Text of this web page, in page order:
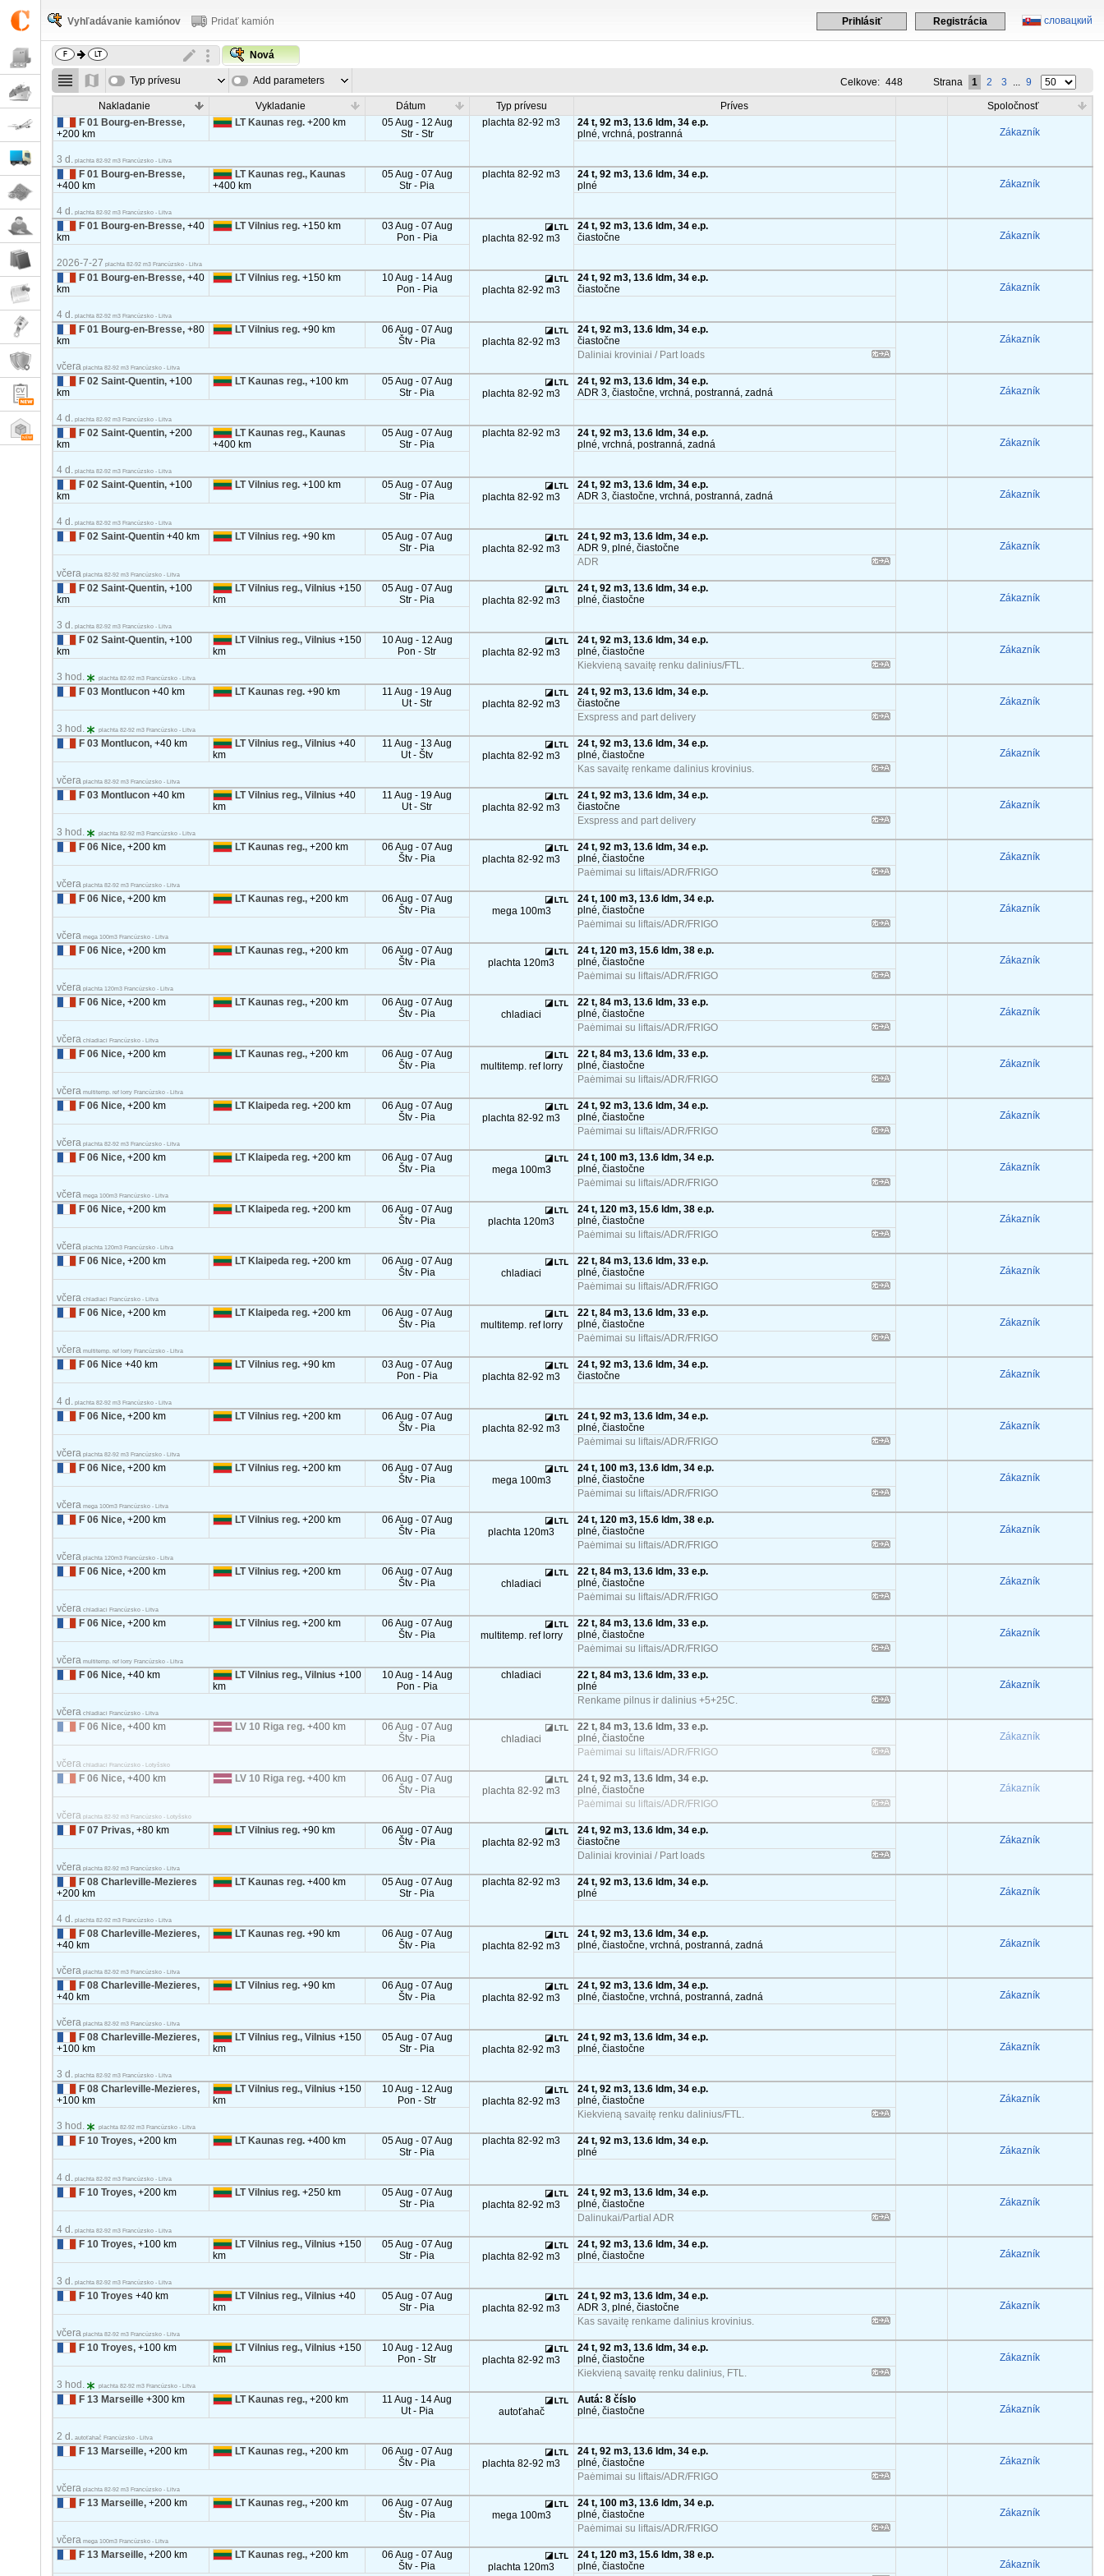
словацкий
Prihlásiť Registrácia
Vyhľadávanie kamiónov Pridať kamión
Nová
Typ prívesu Add parameters Celkove: 448 Strana 1 2 3 ... 9
Nakladanie Vykladanie Dátum Typ prívesu Príves
Spoločnosť
F 01 Bourg-en-Bresse,
+200 km
LT Kaunas reg. +200 km
05 Aug - 12 Aug
Str - Str
plachta 82-92 m3
24 t, 92 m3, 13.6 ldm, 34 e.p.
plné, vrchná, postranná
Zákazník
3 d. plachta 82-92 m3 Francúzsko - Litva
F 01 Bourg-en-Bresse,
+400 km
LT Kaunas reg., Kaunas
+400 km
05 Aug - 07 Aug
Str - Pia
plachta 82-92 m3
24 t, 92 m3, 13.6 ldm, 34 e.p.
plné
Zákazník
4 d. plachta 82-92 m3 Francúzsko - Litva
F 01 Bourg-en-Bresse, +40
km
LT Vilnius reg. +150 km
03 Aug - 07 Aug
Pon - Pia
plachta 82-92 m3
24 t, 92 m3, 13.6 ldm, 34 e.p.
čiastočne
Zákazník
2026-7-27 plachta 82-92 m3 Francúzsko - Litva
F 01 Bourg-en-Bresse, +40
km
LT Vilnius reg. +150 km
10 Aug - 14 Aug
Pon - Pia
plachta 82-92 m3
24 t, 92 m3, 13.6 ldm, 34 e.p.
čiastočne
Zákazník
4 d. plachta 82-92 m3 Francúzsko - Litva
F 01 Bourg-en-Bresse, +80
km
LT Vilnius reg. +90 km
06 Aug - 07 Aug
Štv - Pia
plachta 82-92 m3
24 t, 92 m3, 13.6 ldm, 34 e.p.
čiastočne
Zákazník
včera plachta 82-92 m3 Francúzsko - Litva
Daliniai kroviniai / Part loads
F 02 Saint-Quentin, +100
km
LT Kaunas reg., +100 km
05 Aug - 07 Aug
Str - Pia
plachta 82-92 m3
24 t, 92 m3, 13.6 ldm, 34 e.p.
ADR 3, čiastočne, vrchná, postranná, zadná
Zákazník
4 d. plachta 82-92 m3 Francúzsko - Litva
F 02 Saint-Quentin, +200
km
LT Kaunas reg., Kaunas
+400 km
05 Aug - 07 Aug
Str - Pia
plachta 82-92 m3
24 t, 92 m3, 13.6 ldm, 34 e.p.
plné, vrchná, postranná, zadná
Zákazník
4 d. plachta 82-92 m3 Francúzsko - Litva
F 02 Saint-Quentin, +100
km
LT Vilnius reg. +100 km
05 Aug - 07 Aug
Str - Pia
plachta 82-92 m3
24 t, 92 m3, 13.6 ldm, 34 e.p.
ADR 3, čiastočne, vrchná, postranná, zadná
Zákazník
4 d. plachta 82-92 m3 Francúzsko - Litva
F 02 Saint-Quentin +40 km LT Vilnius reg. +90 km
05 Aug - 07 Aug
Str - Pia
plachta 82-92 m3
24 t, 92 m3, 13.6 ldm, 34 e.p.
ADR 9, plné, čiastočne
Zákazník
včera plachta 82-92 m3 Francúzsko - Litva
ADR
F 02 Saint-Quentin, +100
km
LT Vilnius reg., Vilnius +150
km
05 Aug - 07 Aug
Str - Pia
plachta 82-92 m3
24 t, 92 m3, 13.6 ldm, 34 e.p.
plné, čiastočne
Zákazník
3 d. plachta 82-92 m3 Francúzsko - Litva
F 02 Saint-Quentin, +100
km
LT Vilnius reg., Vilnius +150
km
10 Aug - 12 Aug
Pon - Str
plachta 82-92 m3
24 t, 92 m3, 13.6 ldm, 34 e.p.
plné, čiastočne
Zákazník
3 hod. plachta 82-92 m3 Francúzsko - Litva
Kiekvieną savaitę renku dalinius/FTL.
F 03 Montlucon +40 km LT Kaunas reg. +90 km
11 Aug - 19 Aug
Ut - Str
plachta 82-92 m3
24 t, 92 m3, 13.6 ldm, 34 e.p.
čiastočne
Zákazník
3 hod. plachta 82-92 m3 Francúzsko - Litva
Exspress and part delivery
F 03 Montlucon, +40 km LT Vilnius reg., Vilnius +40
km
11 Aug - 13 Aug
Ut - Štv
plachta 82-92 m3
24 t, 92 m3, 13.6 ldm, 34 e.p.
plné, čiastočne
Zákazník
včera plachta 82-92 m3 Francúzsko - Litva
Kas savaitę renkame dalinius krovinius.
F 03 Montlucon +40 km LT Vilnius reg., Vilnius +40
km
11 Aug - 19 Aug
Ut - Str
plachta 82-92 m3
24 t, 92 m3, 13.6 ldm, 34 e.p.
čiastočne
Zákazník
3 hod. plachta 82-92 m3 Francúzsko - Litva
Exspress and part delivery
F 06 Nice, +200 km LT Kaunas reg., +200 km
06 Aug - 07 Aug
Štv - Pia
plachta 82-92 m3
24 t, 92 m3, 13.6 ldm, 34 e.p.
plné, čiastočne
Zákazník
včera plachta 82-92 m3 Francúzsko - Litva
Paėmimai su liftais/ADR/FRIGO
F 06 Nice, +200 km LT Kaunas reg., +200 km
06 Aug - 07 Aug
Štv - Pia
mega 100m3
24 t, 100 m3, 13.6 ldm, 34 e.p.
plné, čiastočne
Zákazník
včera mega 100m3 Francúzsko - Litva
Paėmimai su liftais/ADR/FRIGO
F 06 Nice, +200 km LT Kaunas reg., +200 km
06 Aug - 07 Aug
Štv - Pia
plachta 120m3
24 t, 120 m3, 15.6 ldm, 38 e.p.
plné, čiastočne
Zákazník
včera plachta 120m3 Francúzsko - Litva
Paėmimai su liftais/ADR/FRIGO
F 06 Nice, +200 km LT Kaunas reg., +200 km
06 Aug - 07 Aug
Štv - Pia
chladiaci
22 t, 84 m3, 13.6 ldm, 33 e.p.
plné, čiastočne
Zákazník
včera chladiaci Francúzsko - Litva
Paėmimai su liftais/ADR/FRIGO
F 06 Nice, +200 km LT Kaunas reg., +200 km
06 Aug - 07 Aug
Štv - Pia
multitemp. ref lorry
22 t, 84 m3, 13.6 ldm, 33 e.p.
plné, čiastočne
Zákazník
včera multitemp. ref lorry Francúzsko - Litva
Paėmimai su liftais/ADR/FRIGO
F 06 Nice, +200 km LT Klaipeda reg. +200 km
06 Aug - 07 Aug
Štv - Pia
plachta 82-92 m3
24 t, 92 m3, 13.6 ldm, 34 e.p.
plné, čiastočne
Zákazník
včera plachta 82-92 m3 Francúzsko - Litva
Paėmimai su liftais/ADR/FRIGO
F 06 Nice, +200 km LT Klaipeda reg. +200 km
06 Aug - 07 Aug
Štv - Pia
mega 100m3
24 t, 100 m3, 13.6 ldm, 34 e.p.
plné, čiastočne
Zákazník
včera mega 100m3 Francúzsko - Litva
Paėmimai su liftais/ADR/FRIGO
F 06 Nice, +200 km LT Klaipeda reg. +200 km
06 Aug - 07 Aug
Štv - Pia
plachta 120m3
24 t, 120 m3, 15.6 ldm, 38 e.p.
plné, čiastočne
Zákazník
včera plachta 120m3 Francúzsko - Litva
Paėmimai su liftais/ADR/FRIGO
F 06 Nice, +200 km LT Klaipeda reg. +200 km
06 Aug - 07 Aug
Štv - Pia
chladiaci
22 t, 84 m3, 13.6 ldm, 33 e.p.
plné, čiastočne
Zákazník
včera chladiaci Francúzsko - Litva
Paėmimai su liftais/ADR/FRIGO
F 06 Nice, +200 km LT Klaipeda reg. +200 km
06 Aug - 07 Aug
Štv - Pia
multitemp. ref lorry
22 t, 84 m3, 13.6 ldm, 33 e.p.
plné, čiastočne
Zákazník
včera multitemp. ref lorry Francúzsko - Litva
Paėmimai su liftais/ADR/FRIGO
F 06 Nice +40 km LT Vilnius reg. +90 km
03 Aug - 07 Aug
Pon - Pia
plachta 82-92 m3
24 t, 92 m3, 13.6 ldm, 34 e.p.
čiastočne
Zákazník
4 d. plachta 82-92 m3 Francúzsko - Litva
F 06 Nice, +200 km LT Vilnius reg. +200 km
06 Aug - 07 Aug
Štv - Pia
plachta 82-92 m3
24 t, 92 m3, 13.6 ldm, 34 e.p.
plné, čiastočne
Zákazník
včera plachta 82-92 m3 Francúzsko - Litva
Paėmimai su liftais/ADR/FRIGO
F 06 Nice, +200 km LT Vilnius reg. +200 km
06 Aug - 07 Aug
Štv - Pia
mega 100m3
24 t, 100 m3, 13.6 ldm, 34 e.p.
plné, čiastočne
Zákazník
včera mega 100m3 Francúzsko - Litva
Paėmimai su liftais/ADR/FRIGO
F 06 Nice, +200 km LT Vilnius reg. +200 km
06 Aug - 07 Aug
Štv - Pia
plachta 120m3
24 t, 120 m3, 15.6 ldm, 38 e.p.
plné, čiastočne
Zákazník
včera plachta 120m3 Francúzsko - Litva
Paėmimai su liftais/ADR/FRIGO
F 06 Nice, +200 km LT Vilnius reg. +200 km
06 Aug - 07 Aug
Štv - Pia
chladiaci
22 t, 84 m3, 13.6 ldm, 33 e.p.
plné, čiastočne
Zákazník
včera chladiaci Francúzsko - Litva
Paėmimai su liftais/ADR/FRIGO
F 06 Nice, +200 km LT Vilnius reg. +200 km
06 Aug - 07 Aug
Štv - Pia
multitemp. ref lorry
22 t, 84 m3, 13.6 ldm, 33 e.p.
plné, čiastočne
Zákazník
včera multitemp. ref lorry Francúzsko - Litva
Paėmimai su liftais/ADR/FRIGO
F 06 Nice, +40 km LT Vilnius reg., Vilnius +100
km
10 Aug - 14 Aug
Pon - Pia
chladiaci
22 t, 84 m3, 13.6 ldm, 33 e.p.
plné
Zákazník
včera chladiaci Francúzsko - Litva
Renkame pilnus ir dalinius +5+25C.
F 06 Nice, +400 km LV 10 Riga reg. +400 km
06 Aug - 07 Aug
Štv - Pia
chladiaci
22 t, 84 m3, 13.6 ldm, 33 e.p.
plné, čiastočne
Zákazník
včera chladiaci Francúzsko - Lotyšsko
Paėmimai su liftais/ADR/FRIGO
F 06 Nice, +400 km LV 10 Riga reg. +400 km
06 Aug - 07 Aug
Štv - Pia
plachta 82-92 m3
24 t, 92 m3, 13.6 ldm, 34 e.p.
plné, čiastočne
Zákazník
včera plachta 82-92 m3 Francúzsko - Lotyšsko
Paėmimai su liftais/ADR/FRIGO
F 07 Privas, +80 km LT Vilnius reg. +90 km
06 Aug - 07 Aug
Štv - Pia
plachta 82-92 m3
24 t, 92 m3, 13.6 ldm, 34 e.p.
čiastočne
Zákazník
včera plachta 82-92 m3 Francúzsko - Litva
Daliniai kroviniai / Part loads
F 08 Charleville-Mezieres
+200 km
LT Kaunas reg. +400 km
05 Aug - 07 Aug
Str - Pia
plachta 82-92 m3
24 t, 92 m3, 13.6 ldm, 34 e.p.
plné
Zákazník
4 d. plachta 82-92 m3 Francúzsko - Litva
F 08 Charleville-Mezieres,
+40 km
LT Kaunas reg. +90 km
06 Aug - 07 Aug
Štv - Pia
plachta 82-92 m3
24 t, 92 m3, 13.6 ldm, 34 e.p.
plné, čiastočne, vrchná, postranná, zadná
Zákazník
včera plachta 82-92 m3 Francúzsko - Litva
F 08 Charleville-Mezieres,
+40 km
LT Vilnius reg. +90 km
06 Aug - 07 Aug
Štv - Pia
plachta 82-92 m3
24 t, 92 m3, 13.6 ldm, 34 e.p.
plné, čiastočne, vrchná, postranná, zadná
Zákazník
včera plachta 82-92 m3 Francúzsko - Litva
F 08 Charleville-Mezieres,
+100 km
LT Vilnius reg., Vilnius +150
km
05 Aug - 07 Aug
Str - Pia
plachta 82-92 m3
24 t, 92 m3, 13.6 ldm, 34 e.p.
plné, čiastočne
Zákazník
3 d. plachta 82-92 m3 Francúzsko - Litva
F 08 Charleville-Mezieres,
+100 km
LT Vilnius reg., Vilnius +150
km
10 Aug - 12 Aug
Pon - Str
plachta 82-92 m3
24 t, 92 m3, 13.6 ldm, 34 e.p.
plné, čiastočne
Zákazník
3 hod. plachta 82-92 m3 Francúzsko - Litva
Kiekvieną savaitę renku dalinius/FTL.
F 10 Troyes, +200 km LT Kaunas reg. +400 km
05 Aug - 07 Aug
Str - Pia
plachta 82-92 m3
24 t, 92 m3, 13.6 ldm, 34 e.p.
plné
Zákazník
4 d. plachta 82-92 m3 Francúzsko - Litva
F 10 Troyes, +200 km LT Vilnius reg. +250 km
05 Aug - 07 Aug
Str - Pia
plachta 82-92 m3
24 t, 92 m3, 13.6 ldm, 34 e.p.
plné, čiastočne
Zákazník
4 d. plachta 82-92 m3 Francúzsko - Litva
Dalinukai/Partial ADR
F 10 Troyes, +100 km LT Vilnius reg., Vilnius +150
km
05 Aug - 07 Aug
Str - Pia
plachta 82-92 m3
24 t, 92 m3, 13.6 ldm, 34 e.p.
plné, čiastočne
Zákazník
3 d. plachta 82-92 m3 Francúzsko - Litva
F 10 Troyes +40 km LT Vilnius reg., Vilnius +40
km
05 Aug - 07 Aug
Str - Pia
plachta 82-92 m3
24 t, 92 m3, 13.6 ldm, 34 e.p.
ADR 3, plné, čiastočne
Zákazník
včera plachta 82-92 m3 Francúzsko - Litva
Kas savaitę renkame dalinius krovinius.
F 10 Troyes, +100 km LT Vilnius reg., Vilnius +150
km
10 Aug - 12 Aug
Pon - Str
plachta 82-92 m3
24 t, 92 m3, 13.6 ldm, 34 e.p.
plné, čiastočne
Zákazník
3 hod. plachta 82-92 m3 Francúzsko - Litva
Kiekvieną savaitę renku dalinius, FTL.
F 13 Marseille +300 km LT Kaunas reg., +200 km
11 Aug - 14 Aug
Ut - Pia
autoťahač
Autá: 8 číslo
plné, čiastočne
Zákazník
2 d. autoťahač Francúzsko - Litva
F 13 Marseille, +200 km LT Kaunas reg., +200 km
06 Aug - 07 Aug
Štv - Pia
plachta 82-92 m3
24 t, 92 m3, 13.6 ldm, 34 e.p.
plné, čiastočne
Zákazník
včera plachta 82-92 m3 Francúzsko - Litva
Paėmimai su liftais/ADR/FRIGO
F 13 Marseille, +200 km LT Kaunas reg., +200 km
06 Aug - 07 Aug
Štv - Pia
mega 100m3
24 t, 100 m3, 13.6 ldm, 34 e.p.
plné, čiastočne
Zákazník
včera mega 100m3 Francúzsko - Litva
Paėmimai su liftais/ADR/FRIGO
F 13 Marseille, +200 km LT Kaunas reg., +200 km
06 Aug - 07 Aug
Štv - Pia
plachta 120m3
24 t, 120 m3, 15.6 ldm, 38 e.p.
plné, čiastočne
Zákazník